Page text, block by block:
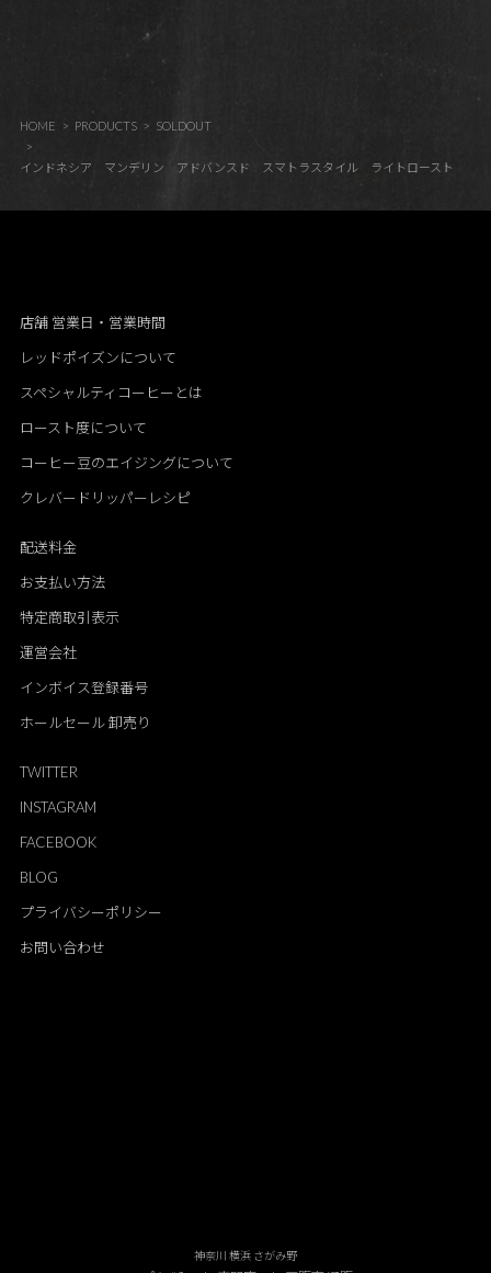
HOME PRODUCTS SOLDOUT
インドネシア マンデリン アドバンスド スマトラスタイル ライトロースト
店舗 営業日・営業時間
レッドポイズンについて
スペシャルティコーヒーとは
ロースト度について
コーヒー豆のエイジングについて
クレバードリッパーレシピ
配送料金
お支払い方法
特定商取引表示
運営会社
インボイス登録番号
ホールセール 卸売り
TWITTER
INSTAGRAM
FACEBOOK
BLOG
プライバシーポリシー
お問い合わせ
神奈川 横浜 さがみ野